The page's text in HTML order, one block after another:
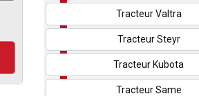
Tracteur Valtra
Tracteur Steyr
Tracteur Kubota
Tracteur Same